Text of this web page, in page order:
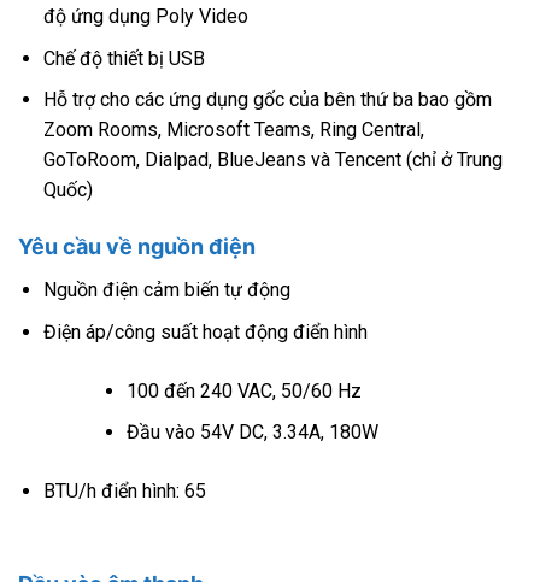
độ ứng dụng Poly Video
Chế độ thiết bị USB
Hỗ trợ cho các ứng dụng gốc của bên thứ ba bao gồm
Zoom Rooms, Microsoft Teams, Ring Central,
GoToRoom, Dialpad, BlueJeans và Tencent (chỉ ở Trung
Quốc)
Yêu cầu về nguồn điện
Nguồn điện cảm biến tự động
Điện áp/công suất hoạt động điển hình
100 đến 240 VAC, 50/60 Hz
Đầu vào 54V DC, 3.34A, 180W
BTU/h điển hình: 65